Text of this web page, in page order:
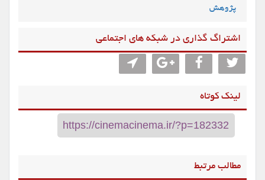
پژوهش
اشتراگ گذاری در شبکه های اجتماعی
لینک کوتاه
مطالب مرتبط